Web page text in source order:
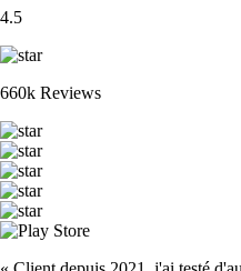
4.5
660k Reviews